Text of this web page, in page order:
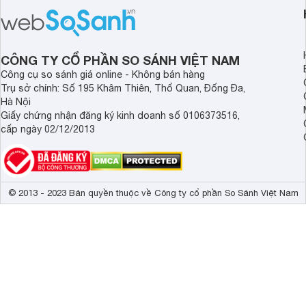
tới cho người dùng một thiết bị chất
lượng với nhiều trang bị ấn tượng và
độ bền bỉ cho nhu cầu sử dụng lâu
dài.
trang bị hiện đại
CÔNG TY CỔ PHẦN SO SÁNH VIỆT NAM
Công cụ so sánh giá online - Không bán hàng
Trụ sở chính: Số 195 Khâm Thiên, Thổ Quan, Đống Đa,
Hà Nội
Giấy chứng nhận đăng ký kinh doanh số 0106373516,
cấp ngày 02/12/2013
© 2013 - 2023 Bản quyền thuộc về Công ty cổ phần So Sánh Việt Nam